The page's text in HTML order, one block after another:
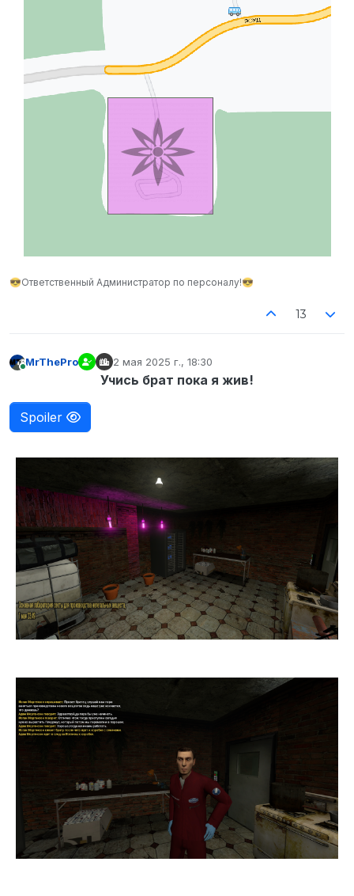
😎Ответственный Администратор по персоналу!😎
13
MrThePro 2 мая 2025 г., 18:30
отредактировано
Учись брат пока я жив!
Spoiler